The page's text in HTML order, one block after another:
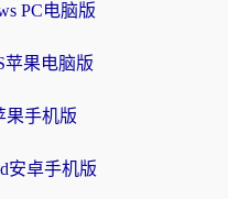
PC电脑版
苹果电脑版
果手机版
安卓手机版